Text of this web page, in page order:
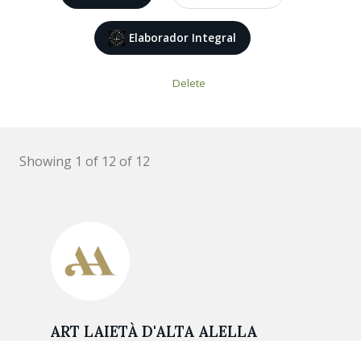
Elaborador Integral
Delete
Showing 1 of 12 of 12
ART LAIETÀ D'ALTA ALELLA